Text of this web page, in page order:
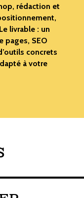
rédaction et
livrable : un
pages, SEO
concrets
à votre